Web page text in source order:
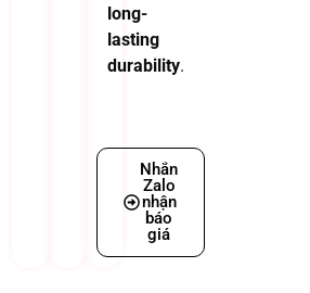
long-
lasting
durability.
Nhắn
Zalo
nhận
báo
giá